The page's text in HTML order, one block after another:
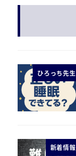
ひろっち先生
新着情報